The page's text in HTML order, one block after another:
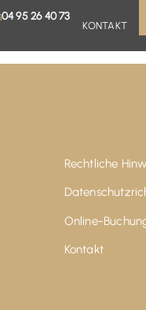
04 95 26 40 73
KONTAKT
Rechtliche
Online-
Kontakt